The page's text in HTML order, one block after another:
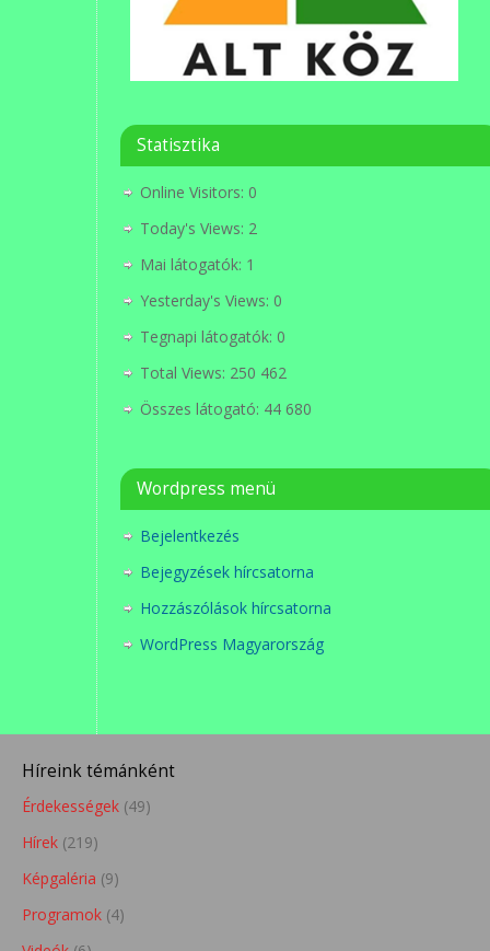
Statisztika
Online Visitors: 0
Today's Views: 2
Mai látogatók: 1
Yesterday's Views: 0
Tegnapi látogatók: 0
Total Views: 250 462
Összes látogató: 44 680
Wordpress menü
Bejelentkezés
Bejegyzések hírcsatorna
Hozzászólások hírcsatorna
WordPress Magyarország
Híreink témánként
Érdekességek (49)
Hírek (219)
Képgaléria (9)
Programok (4)